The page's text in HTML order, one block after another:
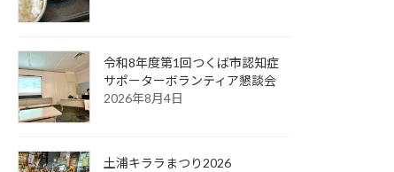
令和8年度第1回つくば市認知症
サポーターボランティア懇談会
2026年8月4日
土浦キララまつり2026